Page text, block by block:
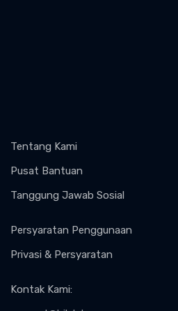
Tentang Kami
Pusat Bantuan
Tanggung Jawab Sosial
Persyaratan Penggunaan
Privasi & Persyaratan
Kontak Kami: